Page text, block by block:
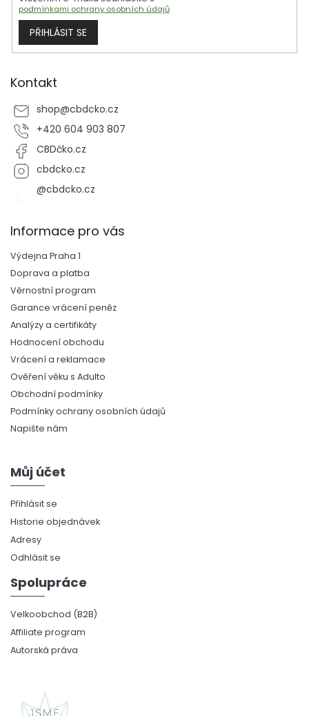
podmínkami ochrany osobních údajů
PŘIHLÁSIT SE
Kontakt
shop@cbdcko.cz
+420 604 903 807
CBDčko.cz
cbdcko.cz
@cbdcko.cz
Informace pro vás
Výdejna Praha 1
Doprava a platba
Věrnostní program
Garance vrácení peněz
Analýzy a certifikáty
Hodnocení obchodu
Vrácení a reklamace
Ověření věku s Adulto
Obchodní podmínky
Podmínky ochrany osobních údajů
Napište nám
Můj účet
Přihlásit se
Historie objednávek
Adresy
Odhlásit se
Spolupráce
Velkoobchod (B2B)
Affiliate program
Autorská práva